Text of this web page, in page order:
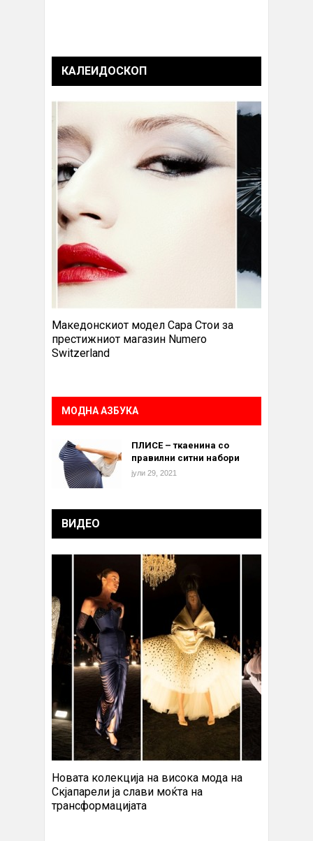
КАЛЕИДОСКОП
Македонскиот модел Сара Стои за
престижниот магазин Numero
Switzerland
МОДНА АЗБУКА
ПЛИСЕ – ткаенина со
правилни ситни набори
јули 29, 2021
ВИДЕО
Новата колекција на висока мода на
Скјапарели ја слави моќта на
трансформацијата